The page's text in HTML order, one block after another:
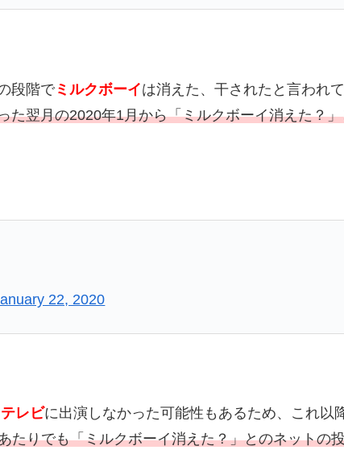
段階でミルクボーイは消えた、干されたと言われ
た翌月の2020年1月から「ミルクボーイ消えた？
22, 2020
テレビに出演しなかった可能性もあるため、これ以
たりでも「ミルクボーイ消えた？」とのネットの